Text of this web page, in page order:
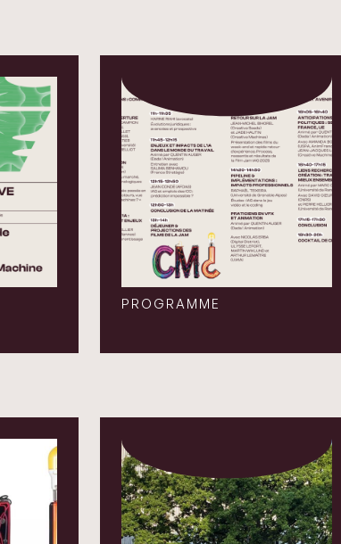
PROGRAMME